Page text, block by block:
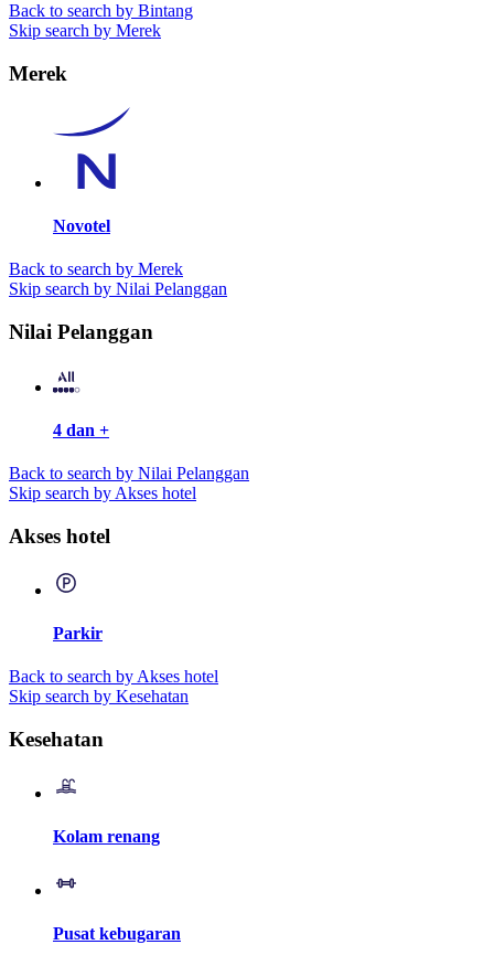
Back to search by Bintang
Skip search by Merek
Merek
Novotel
Back to search by Merek
Skip search by Nilai Pelanggan
Nilai Pelanggan
4 dan +
Back to search by Nilai Pelanggan
Skip search by Akses hotel
Akses hotel
Parkir
Back to search by Akses hotel
Skip search by Kesehatan
Kesehatan
Kolam renang
Pusat kebugaran